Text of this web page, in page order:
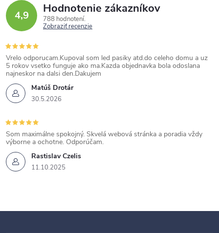
4,9 Hodnotenie zákazníkov
788 hodnotení
Zobraziť recenzie
Matúš Drotár
30.5.2026
Vrelo odporucam.Kupoval som led pasiky atd.do celeho domu a uz
5 rokov vsetko funguje ako ma.Kazda objednavka bola odoslana
najneskor na dalsi den.Dakujem
Rastislav Czelis
11.10.2025
Som maximálne spokojný. Skvelá webová stránka a poradia vždy
výborne a ochotne. Odporúčam.